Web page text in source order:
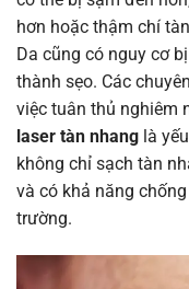
hơn hoặc thậm chí
Da cũng có nguy cơ
thành sẹo. Các
việc tuân thủ nghiêm
laser tàn nhang là
không chỉ sạch tàn
và có khả năng
trường.